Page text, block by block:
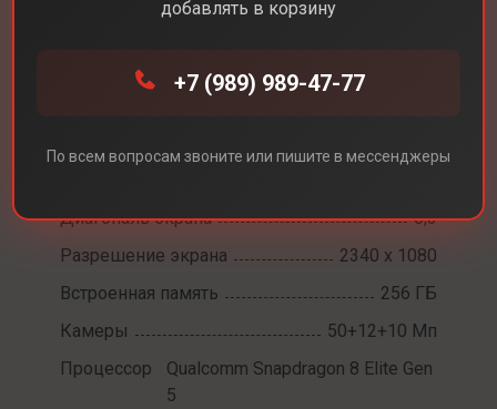
Samsung Galaxy S26
Диагональ экрана
6,3
Разрешение экрана
2340 x 1080
Встроенная память
256 ГБ
Камеры
50+12+10 Мп
Процессор
Qualcomm Snapdragon 8 Elite Gen
5
добавлять в корзину
+7 (989) 989-47-77
По всем вопросам звоните или пишите в мессенджеры